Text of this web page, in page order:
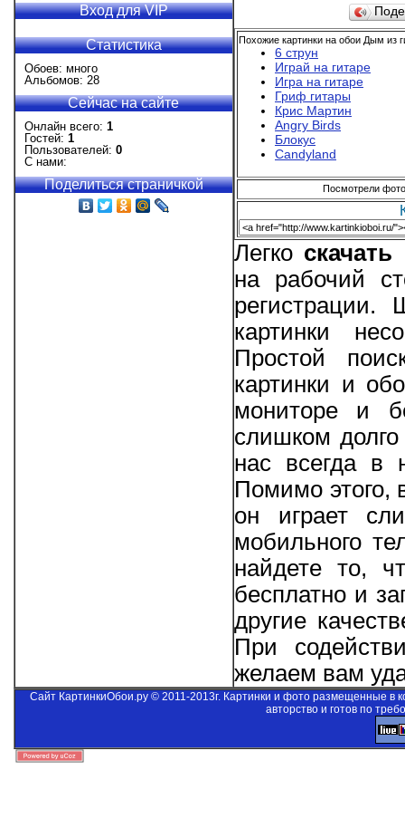
Вход для VIP
Статистика
Обоев: много
Альбомов: 28
Сейчас на сайте
Онлайн всего: 1
Гостей: 1
Пользователей: 0
С нами:
Поделиться страничкой
Похожие картинки на обои Дым из
6 струн
Играй на гитаре
Игра на гитаре
Гриф гитары
Крис Мартин
Angry Birds
Блокус
Candyland
Посмотрели
Легко
на рабочий
картинки
Простой
картинки и
мониторе и
слишком
нас всегда в
Помимо этого,
он играет
мобильного
найдете то,
бесплатно и
другие
При
желаем вам
Сайт КартинкиОбои.ру © 2011-2013г. Картинки и фото размещенные в
авторство и готов по